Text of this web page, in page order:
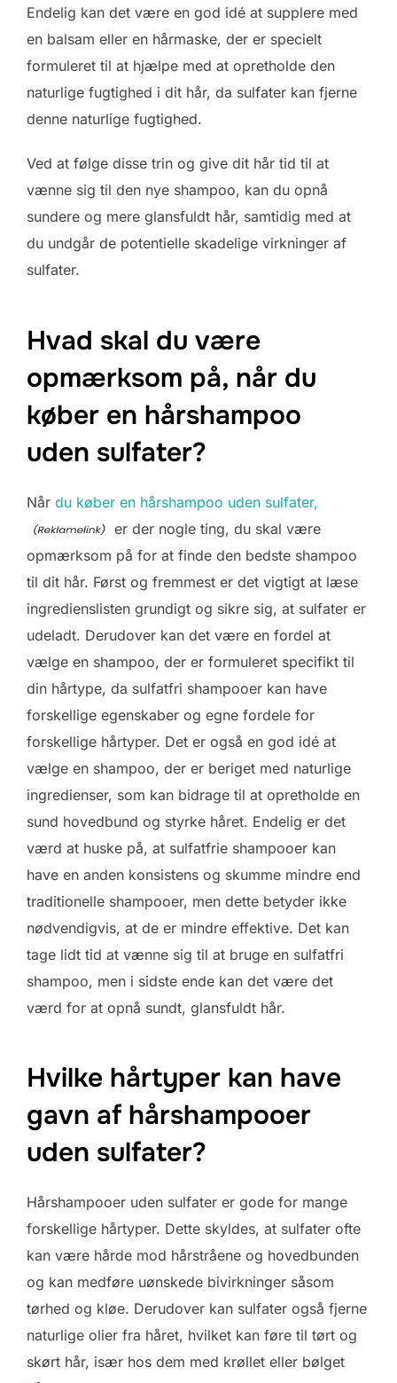
Endelig kan det være en god idé at supplere med
en balsam eller en hårmaske, der er specielt
formuleret til at hjælpe med at opretholde den
naturlige fugtighed i dit hår, da sulfater kan fjerne
denne naturlige fugtighed.
Ved at følge disse trin og give dit hår tid til at
vænne sig til den nye shampoo, kan du opnå
sundere og mere glansfuldt hår, samtidig med at
du undgår de potentielle skadelige virkninger af
sulfater.
Hvad skal du være
opmærksom på, når du
køber en hårshampoo
uden sulfater?
Når du køber en hårshampoo uden sulfater,
er der nogle ting, du skal være
opmærksom på for at finde den bedste shampoo
til dit hår. Først og fremmest er det vigtigt at læse
ingredienslisten grundigt og sikre sig, at sulfater er
udeladt. Derudover kan det være en fordel at
vælge en shampoo, der er formuleret specifikt til
din hårtype, da sulfatfri shampooer kan have
forskellige egenskaber og egne fordele for
forskellige hårtyper. Det er også en god idé at
vælge en shampoo, der er beriget med naturlige
ingredienser, som kan bidrage til at opretholde en
sund hovedbund og styrke håret. Endelig er det
værd at huske på, at sulfatfrie shampooer kan
have en anden konsistens og skumme mindre end
traditionelle shampooer, men dette betyder ikke
nødvendigvis, at de er mindre effektive. Det kan
tage lidt tid at vænne sig til at bruge en sulfatfri
shampoo, men i sidste ende kan det være det
værd for at opnå sundt, glansfuldt hår.
Hvilke hårtyper kan have
gavn af hårshampooer
uden sulfater?
Hårshampooer uden sulfater er gode for mange
forskellige hårtyper. Dette skyldes, at sulfater ofte
kan være hårde mod hårstråene og hovedbunden
og kan medføre uønskede bivirkninger såsom
tørhed og kløe. Derudover kan sulfater også fjerne
naturlige olier fra håret, hvilket kan føre til tørt og
skørt hår, især hos dem med krøllet eller bølget